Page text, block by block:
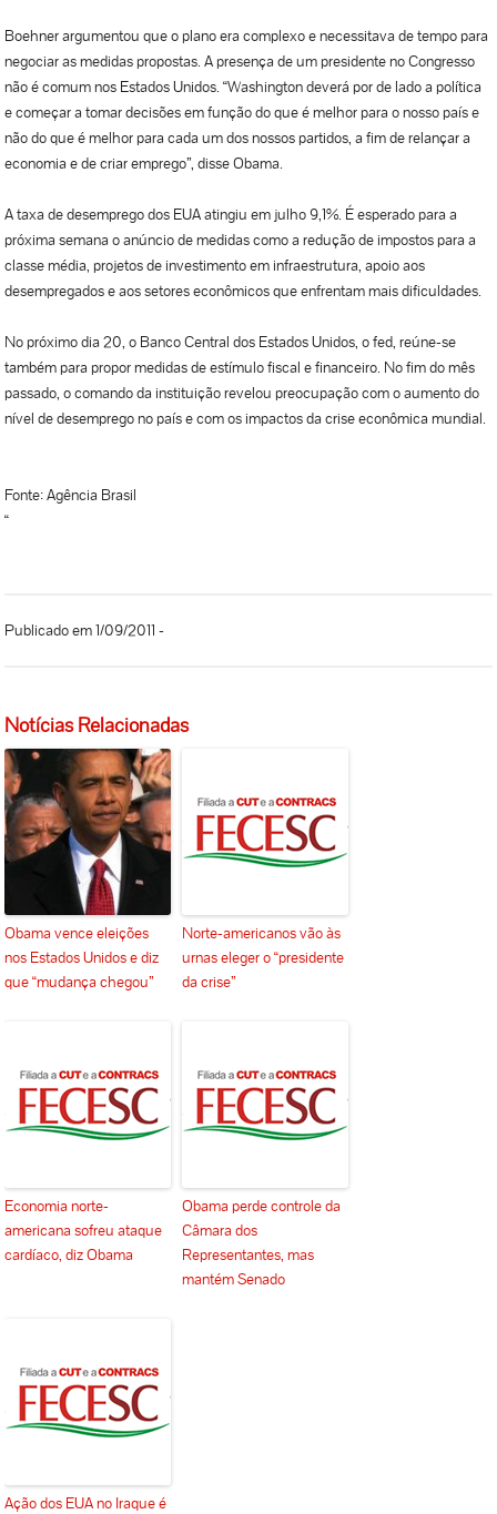
Boehner argumentou que o plano era complexo e necessitava de tempo para
negociar as medidas propostas. A presença de um presidente no Congresso
não é comum nos Estados Unidos. “Washington deverá por de lado a política
e começar a tomar decisões em função do que é melhor para o nosso país e
não do que é melhor para cada um dos nossos partidos, a fim de relançar a
economia e de criar emprego”, disse Obama.
A taxa de desemprego dos EUA atingiu em julho 9,1%. É esperado para a
próxima semana o anúncio de medidas como a redução de impostos para a
classe média, projetos de investimento em infraestrutura, apoio aos
desempregados e aos setores econômicos que enfrentam mais dificuldades.
No próximo dia 20, o Banco Central dos Estados Unidos, o fed, reúne-se
também para propor medidas de estímulo fiscal e financeiro. No fim do mês
passado, o comando da instituição revelou preocupação com o aumento do
nível de desemprego no país e com os impactos da crise econômica mundial.
Fonte: Agência Brasil
“
Publicado em 1/09/2011 -
Notícias Relacionadas
Obama vence eleições
nos Estados Unidos e diz
que “mudança chegou”
Norte-americanos vão às
urnas eleger o “presidente
da crise”
Economia norte-
americana sofreu ataque
cardíaco, diz Obama
Obama perde controle da
Câmara dos
Representantes, mas
mantém Senado
Ação dos EUA no Iraque é